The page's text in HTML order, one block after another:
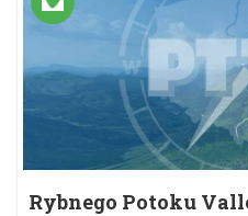
Rybnego Potoku